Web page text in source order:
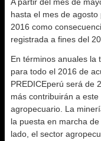
A partir del mes de
hasta el mes de
2016 como
registrada a fines del
En términos anuales la
para todo el 2016 de
PREDICEperú será de
más contribuirán a
agropecuario. La
la puesta en marcha
lado, el sector